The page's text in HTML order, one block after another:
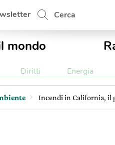
Cerca
mondo
Diritti Energia
Incendi in California, il